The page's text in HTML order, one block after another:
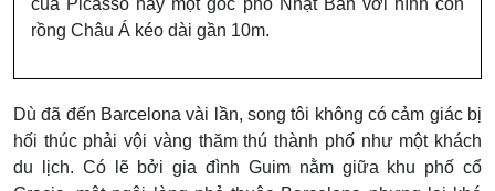
của Picasso hay một góc phố Nhật Bản với hình con
rồng Châu Á kéo dài gần 10m.
Dù đã đến Barcelona vài lần, song tôi không có cảm giác bị
hối thúc phải vội vàng thăm thú thành phố như một khách
du lịch. Có lẽ bởi gia đình Guim nằm giữa khu phố cổ